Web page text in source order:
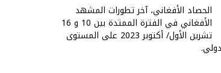
الحصاد الأفغاني، آخر تطورات المشهد
الأفغاني في الفترة الممتدة بين 10 و 16
تشرين الأول/ أكتوبر 2023 على المستوى